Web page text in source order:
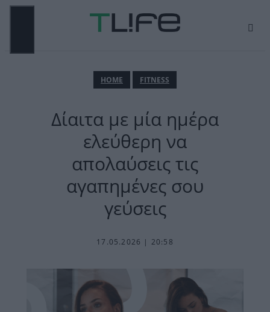
Μετάβαση
ΗΟΜΕ FITNESS
Δίαιτα με μία ημέρα
ελεύθερη να
απολαύσεις τις
αγαπημένες σου
γεύσεις
17.05.2026 | 20:58